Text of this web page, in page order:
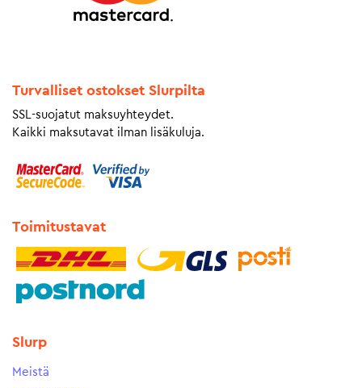
Turvalliset ostokset Slurpilta
SSL-suojatut maksuyhteydet.
Kaikki maksutavat ilman lisäkuluja.
Toimitustavat
Slurp
Meistä